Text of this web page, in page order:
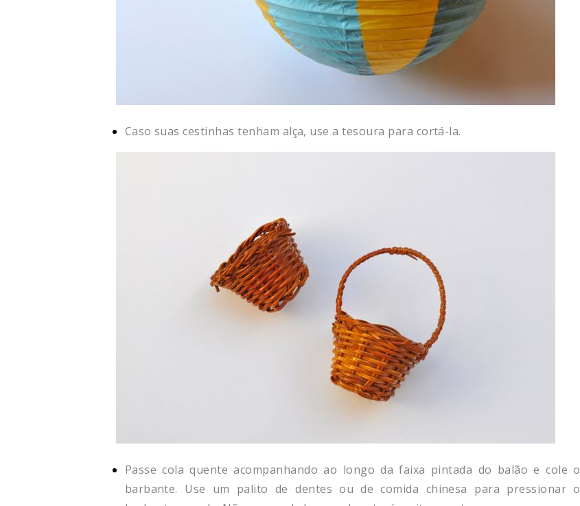
Caso suas cestinhas tenham alça, use a tesoura para cortá-la.
Passe cola quente acompanhando ao longo da faixa pintada do balão e cole o
barbante. Use um palito de dentes ou de comida chinesa para pressionar o